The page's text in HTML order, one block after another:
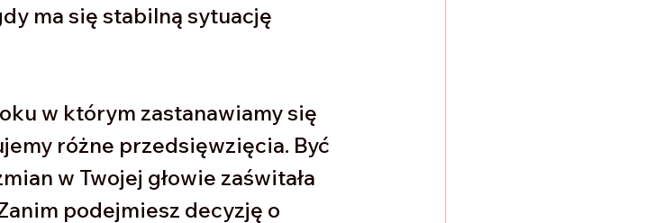
ma się stabilną sytuację
w którym zastanawiamy się
różne przedsięwzięcia. Być
w Twojej głowie zaświtała
podejmiesz decyzję o